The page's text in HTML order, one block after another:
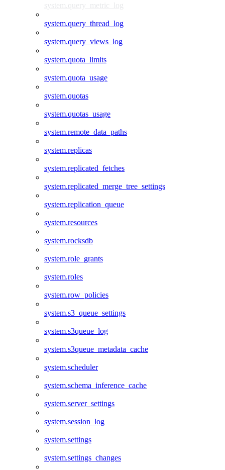
system.query_metric_log
system.query_thread_log
system.query_views_log
system.quota_limits
system.quota_usage
system.quotas
system.quotas_usage
system.remote_data_paths
system.replicas
system.replicated_fetches
system.replicated_merge_tree_settings
system.replication_queue
system.resources
system.rocksdb
system.role_grants
system.roles
system.row_policies
system.s3_queue_settings
system.s3queue_log
system.s3queue_metadata_cache
system.scheduler
system.schema_inference_cache
system.server_settings
system.session_log
system.settings
system.settings_changes